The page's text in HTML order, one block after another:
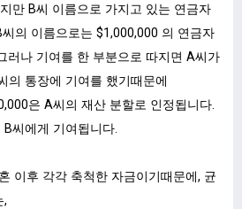
만 B씨 이름으로 가지고 있는 연금자
의 이름으로는 $1,000,000 의 연금자
러나 기여를 한 부분으로 따지면 A씨가
의 통장에 기여를 했기때문에
은 A씨의 재산 분할로 인정됩니다.
씨에게 기여됩니다.
이후 각각 축척한 자금이기때문에, 균
,